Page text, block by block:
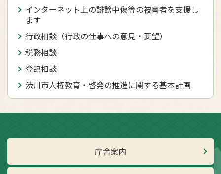
インターネット上の誹謗中傷等の被害者を支援し
ます
行政相談（行政の仕事への意見・要望）
税務相談
登記相談
渋川市人権教育・啓発の推進に関する基本計画
庁舎案内